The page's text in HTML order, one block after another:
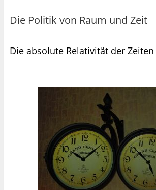
Die Politik von Raum und Zeit
Die absolute Relativität der